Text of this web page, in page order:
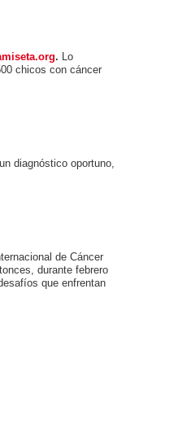
​. Lo
chicos con cáncer
diagnóstico oportuno,
de Cáncer
durante febrero
que enfrentan